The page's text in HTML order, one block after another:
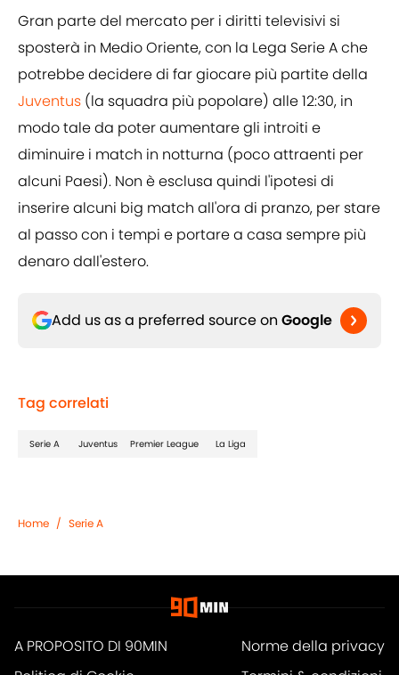
Gran parte del mercato per i diritti televisivi si
sposterà in Medio Oriente, con la Lega Serie A che
potrebbe decidere di far giocare più partite della
Juventus (la squadra più popolare) alle 12:30, in
modo tale da poter aumentare gli introiti e
diminuire i match in notturna (poco attraenti per
alcuni Paesi). Non è esclusa quindi l'ipotesi di
inserire alcuni big match all'ora di pranzo, per stare
al passo con i tempi e portare a casa sempre più
denaro dall'estero.
Add us as a preferred source on Google
Tag correlati
Serie A Juventus Premier League La Liga
Home / Serie A
A PROPOSITO DI 90MIN
Norme della privacy